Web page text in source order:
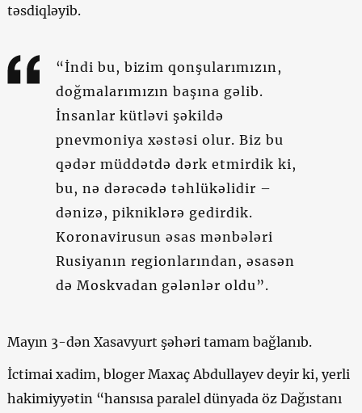
təsdiqləyib.
“İndi bu, bizim qonşularımızın,
doğmalarımızın başına gəlib.
İnsanlar kütləvi şəkildə
pnevmoniya xəstəsi olur. Biz bu
qədər müddətdə dərk etmirdik ki,
bu, nə dərəcədə təhlükəlidir –
dənizə, pikniklərə gedirdik.
Koronavirusun əsas mənbələri
Rusiyanın regionlarından, əsasən
də Moskvadan gələnlər oldu”.
Mayın 3-dən Xasavyurt şəhəri tamam bağlanıb.
İctimai xadim, bloger Maxaç Abdullayev deyir ki, yerli
hakimiyyətin “hansısa paralel dünyada öz Dağıstanı